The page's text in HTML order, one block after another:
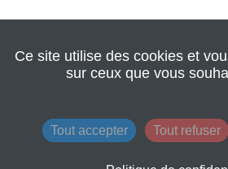
© 2022 Seine
Mentions légales|
Conditions
AIDE
Ce site utilise des cookies et
sur ceux que vous
Tout accepter Tout refuser